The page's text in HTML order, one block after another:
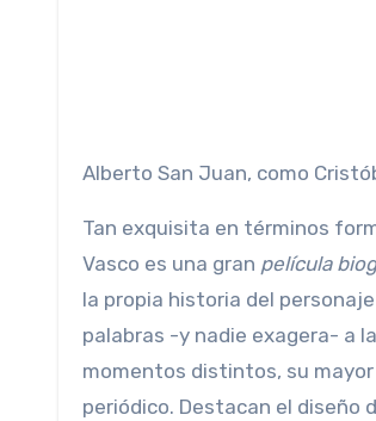
Alberto San Juan, como
Tan exquisita en términos
Vasco es una gran película
la propia historia del
palabras -y nadie exagera- a
momentos distintos, su mayor
periódico. Destacan el diseño